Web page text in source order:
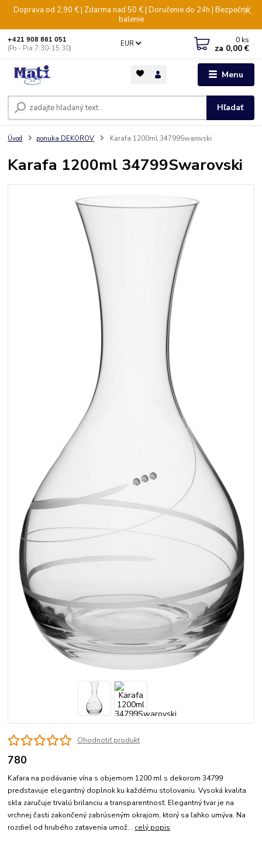
Doprava od 2,90 € | Zdarma nad 50 € | Doručenie do 24h | Bezpečné
balenie
Menu
EUR
Hľadať
+421 908 861 051
(Po - Pia 7:30-15:30)
0 ks
za 0,00 €
Úvod ponuka DEKOROV Karafa 1200ml 34799Swarovski
Karafa 1200ml 34799Swarovski
Ohodnotiť produkt
780
Kafara na podávanie vína s objemom 1200 ml s dekorom 34799
predstavuje elegantný doplnok ku každému stolovaniu. Vysoká kvalita
skla zaručuje trvalú brilanciu a transparentnosť. Elegantný tvar je na
vrchnej časti zakončený zabrúseným okrajom, ktorý sa ľahko umýva. Na
rozdiel od hrubého zatavenia umož... celý popis